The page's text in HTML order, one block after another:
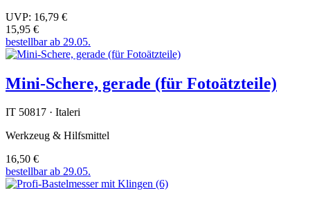
UVP: 16,79 €
15,95 €
bestellbar ab 29.05.
Mini-Schere, gerade (für Fotoätzteile)
IT 50817 · Italeri
Werkzeug & Hilfsmittel
16,50 €
bestellbar ab 29.05.